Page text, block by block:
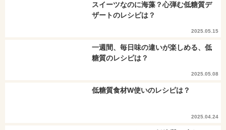
スイーツなのに海藻？心弾む低糖質デ
ザートのレシピは？
2025.05.15
一週間、毎日味の違いが楽しめる、低
糖質のレシピは？
2025.05.08
低糖質食材W使いのレシピは？
2025.04.24